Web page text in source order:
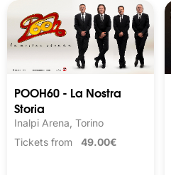
POOH60 - La Nostra
Storia
Inalpi Arena, Torino
Tickets from 49.00€